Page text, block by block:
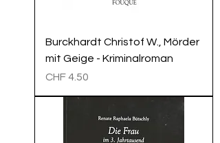
Burckhardt Christof W., Mörder
mit Geige - Kriminalroman
Preis
CHF 4.50